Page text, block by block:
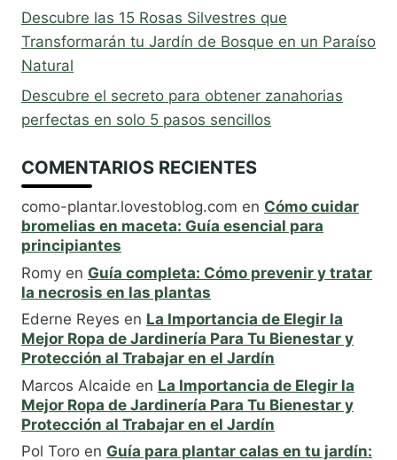
Descubre las 15 Rosas Silvestres que
Transformarán tu Jardín de Bosque en un Paraíso
Natural
Descubre el secreto para obtener zanahorias
perfectas en solo 5 pasos sencillos
COMENTARIOS RECIENTES
como-plantar.lovestoblog.com en Cómo cuidar
bromelias en maceta: Guía esencial para
principiantes
Romy en Guía completa: Cómo prevenir y tratar
la necrosis en las plantas
Ederne Reyes en La Importancia de Elegir la
Mejor Ropa de Jardinería Para Tu Bienestar y
Protección al Trabajar en el Jardín
Marcos Alcaide en La Importancia de Elegir la
Mejor Ropa de Jardinería Para Tu Bienestar y
Protección al Trabajar en el Jardín
Pol Toro en Guía para plantar calas en tu jardín: